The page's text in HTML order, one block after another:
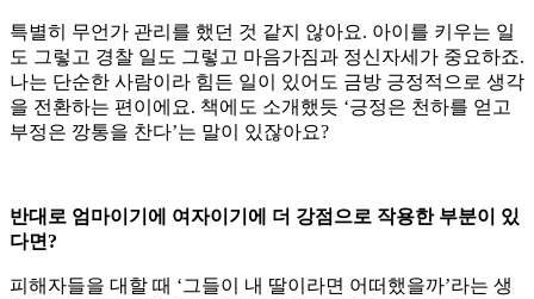
특별히 무언가 관리를 했던 것 같지 않아요. 아이를 키우는 일
도 그렇고 경찰 일도 그렇고 마음가짐과 정신자세가 중요하죠.
나는 단순한 사람이라 힘든 일이 있어도 금방 긍정적으로 생각
을 전환하는 편이에요. 책에도 소개했듯 ‘긍정은 천하를 얻고
부정은 깡통을 찬다’는 말이 있잖아요?
반대로 엄마이기에 여자이기에 더 강점으로 작용한 부분이 있
다면?
피해자들을 대할 때 ‘그들이 내 딸이라면 어떠했을까’라는 생